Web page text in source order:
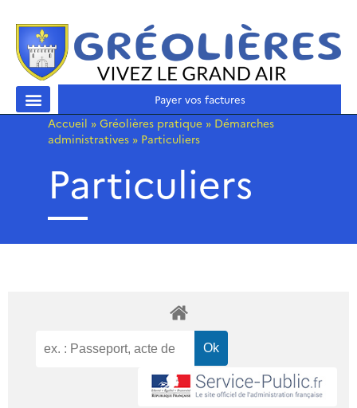
Payer vos factures
Accueil » Gréolières pratique » Démarches
administratives » Particuliers
Particuliers